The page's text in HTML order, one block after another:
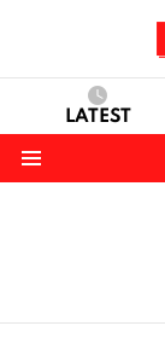
LATEST